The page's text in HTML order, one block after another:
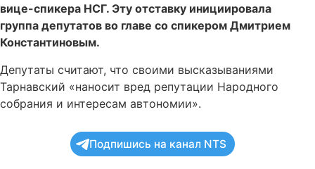
вице-спикера НСГ. Эту отставку инициировала
группа депутатов во главе со спикером Дмитрием
Константиновым.
Депутаты считают, что своими высказываниями
Тарнавский «наносит вред репутации Народного
собрания и интересам автономии».
Подпишись на канал NTS